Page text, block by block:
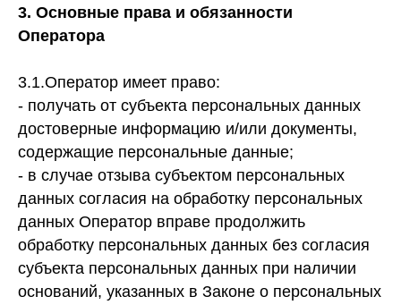
3. Основные права и обязанности
Оператора
3.1.Оператор имеет право:
- получать от субъекта персональных данных
достоверные информацию и/или документы,
содержащие персональные данные;
- в случае отзыва субъектом персональных
данных согласия на обработку персональных
данных Оператор вправе продолжить
обработку персональных данных без согласия
субъекта персональных данных при наличии
оснований, указанных в Законе о персональных